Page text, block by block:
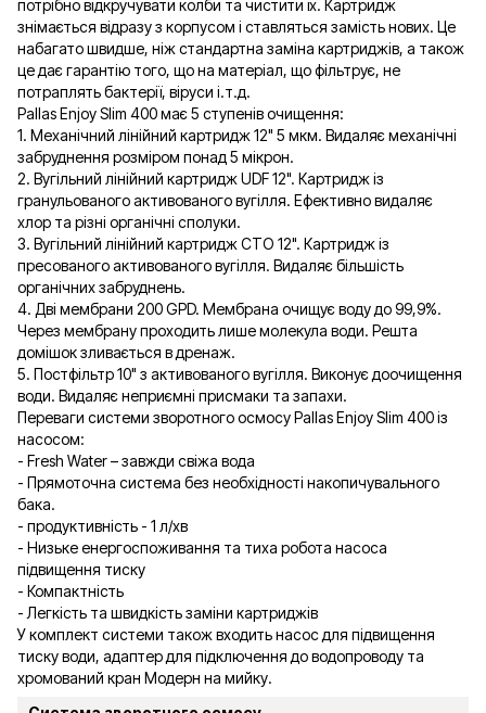
потрібно відкручувати колби та чистити їх. Картридж
знімається відразу з корпусом і ставляться замість нових. Це
набагато швидше, ніж стандартна заміна картриджів, а також
це дає гарантію того, що на матеріал, що фільтрує, не
потраплять бактерії, віруси і.т.д.
Pallas Enjoy Slim 400 має 5 ступенів очищення:
1. Механічний лінійний картридж 12" 5 мкм. Видаляє механічні
забруднення розміром понад 5 мікрон.
2. Вугільний лінійний картридж UDF 12". Картридж із
гранульованого активованого вугілля. Ефективно видаляє
хлор та різні органічні сполуки.
3. Вугільний лінійний картридж СТО 12". Картридж із
пресованого активованого вугілля. Видаляє більшість
органічних забруднень.
4. Дві мембрани 200 GPD. Мембрана очищує воду до 99,9%.
Через мембрану проходить лише молекула води. Решта
домішок зливається в дренаж.
5. Постфільтр 10" з активованого вугілля. Виконує доочищення
води. Видаляє неприємні присмаки та запахи.
Переваги системи зворотного осмосу Pallas Enjoy Slim 400 із
насосом:
- Fresh Water – завжди свіжа вода
- Прямоточна система без необхідності накопичувального
бака.
- продуктивність - 1 л/хв
- Низьке енергоспоживання та тиха робота насоса
підвищення тиску
- Компактність
- Легкість та швидкість заміни картриджів
У комплект системи також входить насос для підвищення
тиску води, адаптер для підключення до водопроводу та
хромований кран Модерн на мийку.